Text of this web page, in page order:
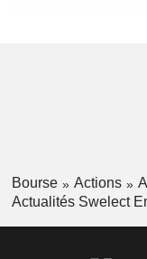
Bourse Actions
Actualités Swelect